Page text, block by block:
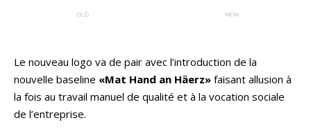
Le nouveau logo va de pair avec l’introduction de la
nouvelle baseline «Mat Hand an Häerz» faisant allusion à
la fois au travail manuel de qualité et à la vocation sociale
de l’entreprise.